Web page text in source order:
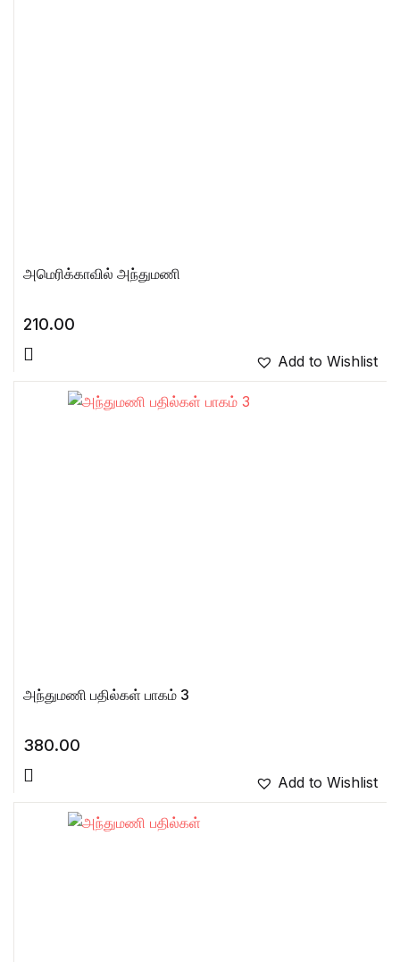
அமெரிக்காவில் அந்துமணி
210.00
Add to Wishlist
அந்துமணி பதில்கள் பாகம் 3
380.00
Add to Wishlist